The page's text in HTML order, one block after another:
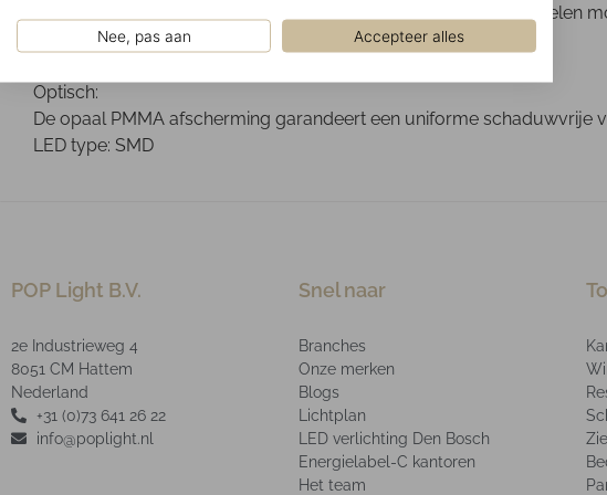
Nee, pas aan Accepteer alles
Geïnstalleerd in verlaagde systeemplafonds met zichtbare profielen
Ontwerp:
Optisch:
De opaal PMMA afscherming garandeert een uniforme schaduwvrije
LED type: SMD
POP Light B.V.
2e Industrieweg 4
8051 CM Hattem
Nederland
+31 (0)73 641 26 22
info@poplight.nl
Snel naar
Branches
Onze merken
Blogs
Lichtplan
LED verlichting Den Bosch
Energielabel-C kantoren
Het team